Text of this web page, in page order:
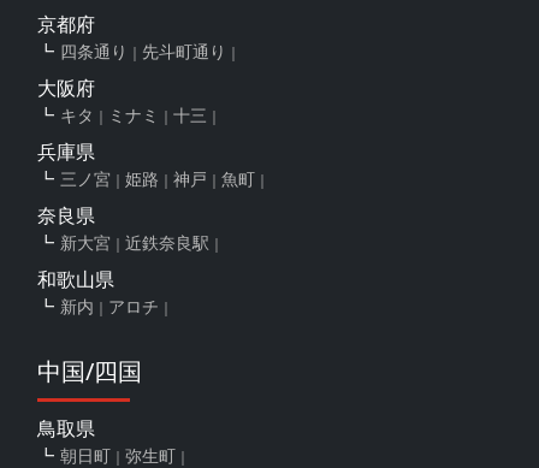
京都府
四条通り 先斗町通り
大阪府
キタ ミナミ 十三
兵庫県
三ノ宮 姫路 神戸 魚町
奈良県
新大宮 近鉄奈良駅
和歌山県
新内 アロチ
中国/四国
鳥取県
朝日町 弥生町